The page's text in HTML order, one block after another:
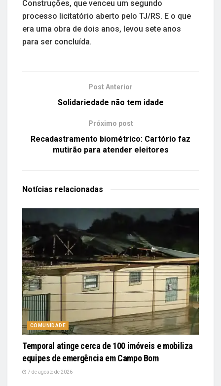
Construções, que venceu um segundo
processo licitatório aberto pelo TJ/RS. E o que
era uma obra de dois anos, levou sete anos
para ser concluída.
Post Anterior
Solidariedade não tem idade
Próximo post
Recadastramento biométrico: Cartório faz
mutirão para atender eleitores
Notícias relacionadas
COMUNIDADE
Temporal atinge cerca de 100 imóveis e mobiliza
equipes de emergência em Campo Bom
7 de agosto de 2026